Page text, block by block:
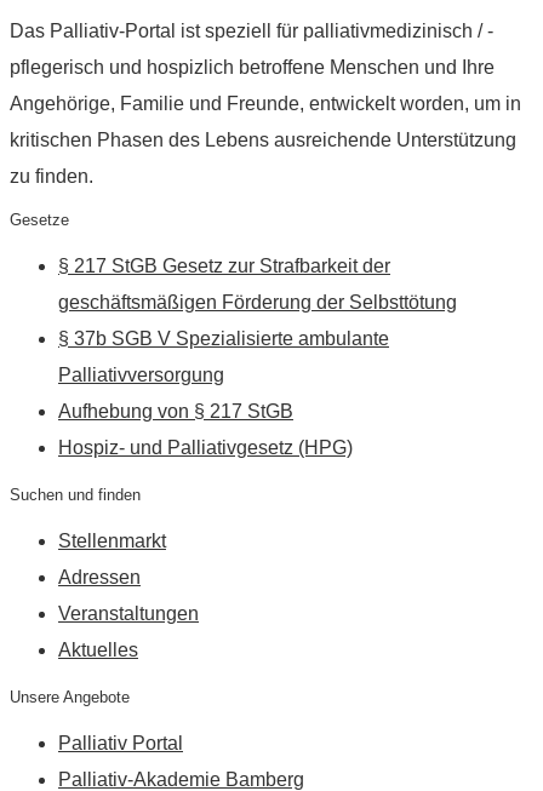
Das Palliativ-Portal ist speziell für palliativmedizinisch / -
pflegerisch und hospizlich betroffene Menschen und Ihre
Angehörige, Familie und Freunde, entwickelt worden, um in
kritischen Phasen des Lebens ausreichende Unterstützung
zu finden.
Gesetze
§ 217 StGB Gesetz zur Strafbarkeit der
geschäftsmäßigen Förderung der Selbsttötung
§ 37b SGB V Spezialisierte ambulante
Palliativversorgung
Aufhebung von § 217 StGB
Hospiz- und Palliativgesetz (HPG)
Suchen und finden
Stellenmarkt
Adressen
Veranstaltungen
Aktuelles
Unsere Angebote
Palliativ Portal
Palliativ-Akademie Bamberg